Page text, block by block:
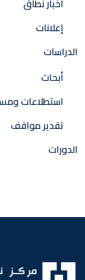
أخبار نطاق
إعلانات
الدراسات
أبحاث
استطلاعات
تقدير مواقف
الدورات